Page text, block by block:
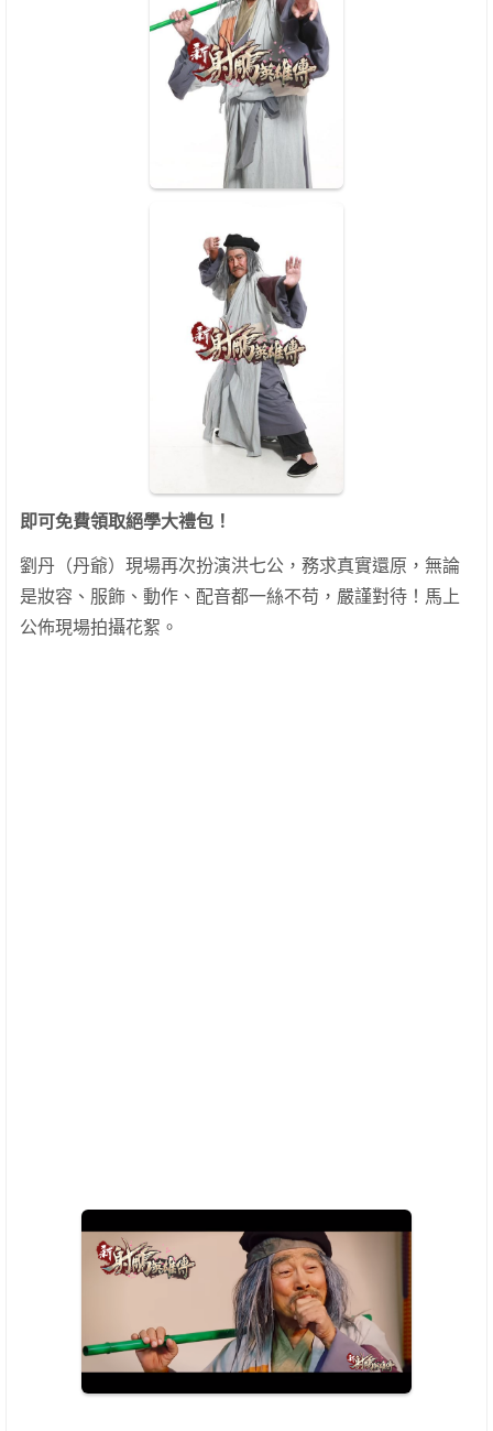
即可免費領取絕學大禮包！
劉丹（丹爺）現場再次扮演洪七公，務求真實還原，無論
是妝容、服飾、動作、配音都一絲不苟，嚴謹對待！馬上
公佈現場拍攝花絮。